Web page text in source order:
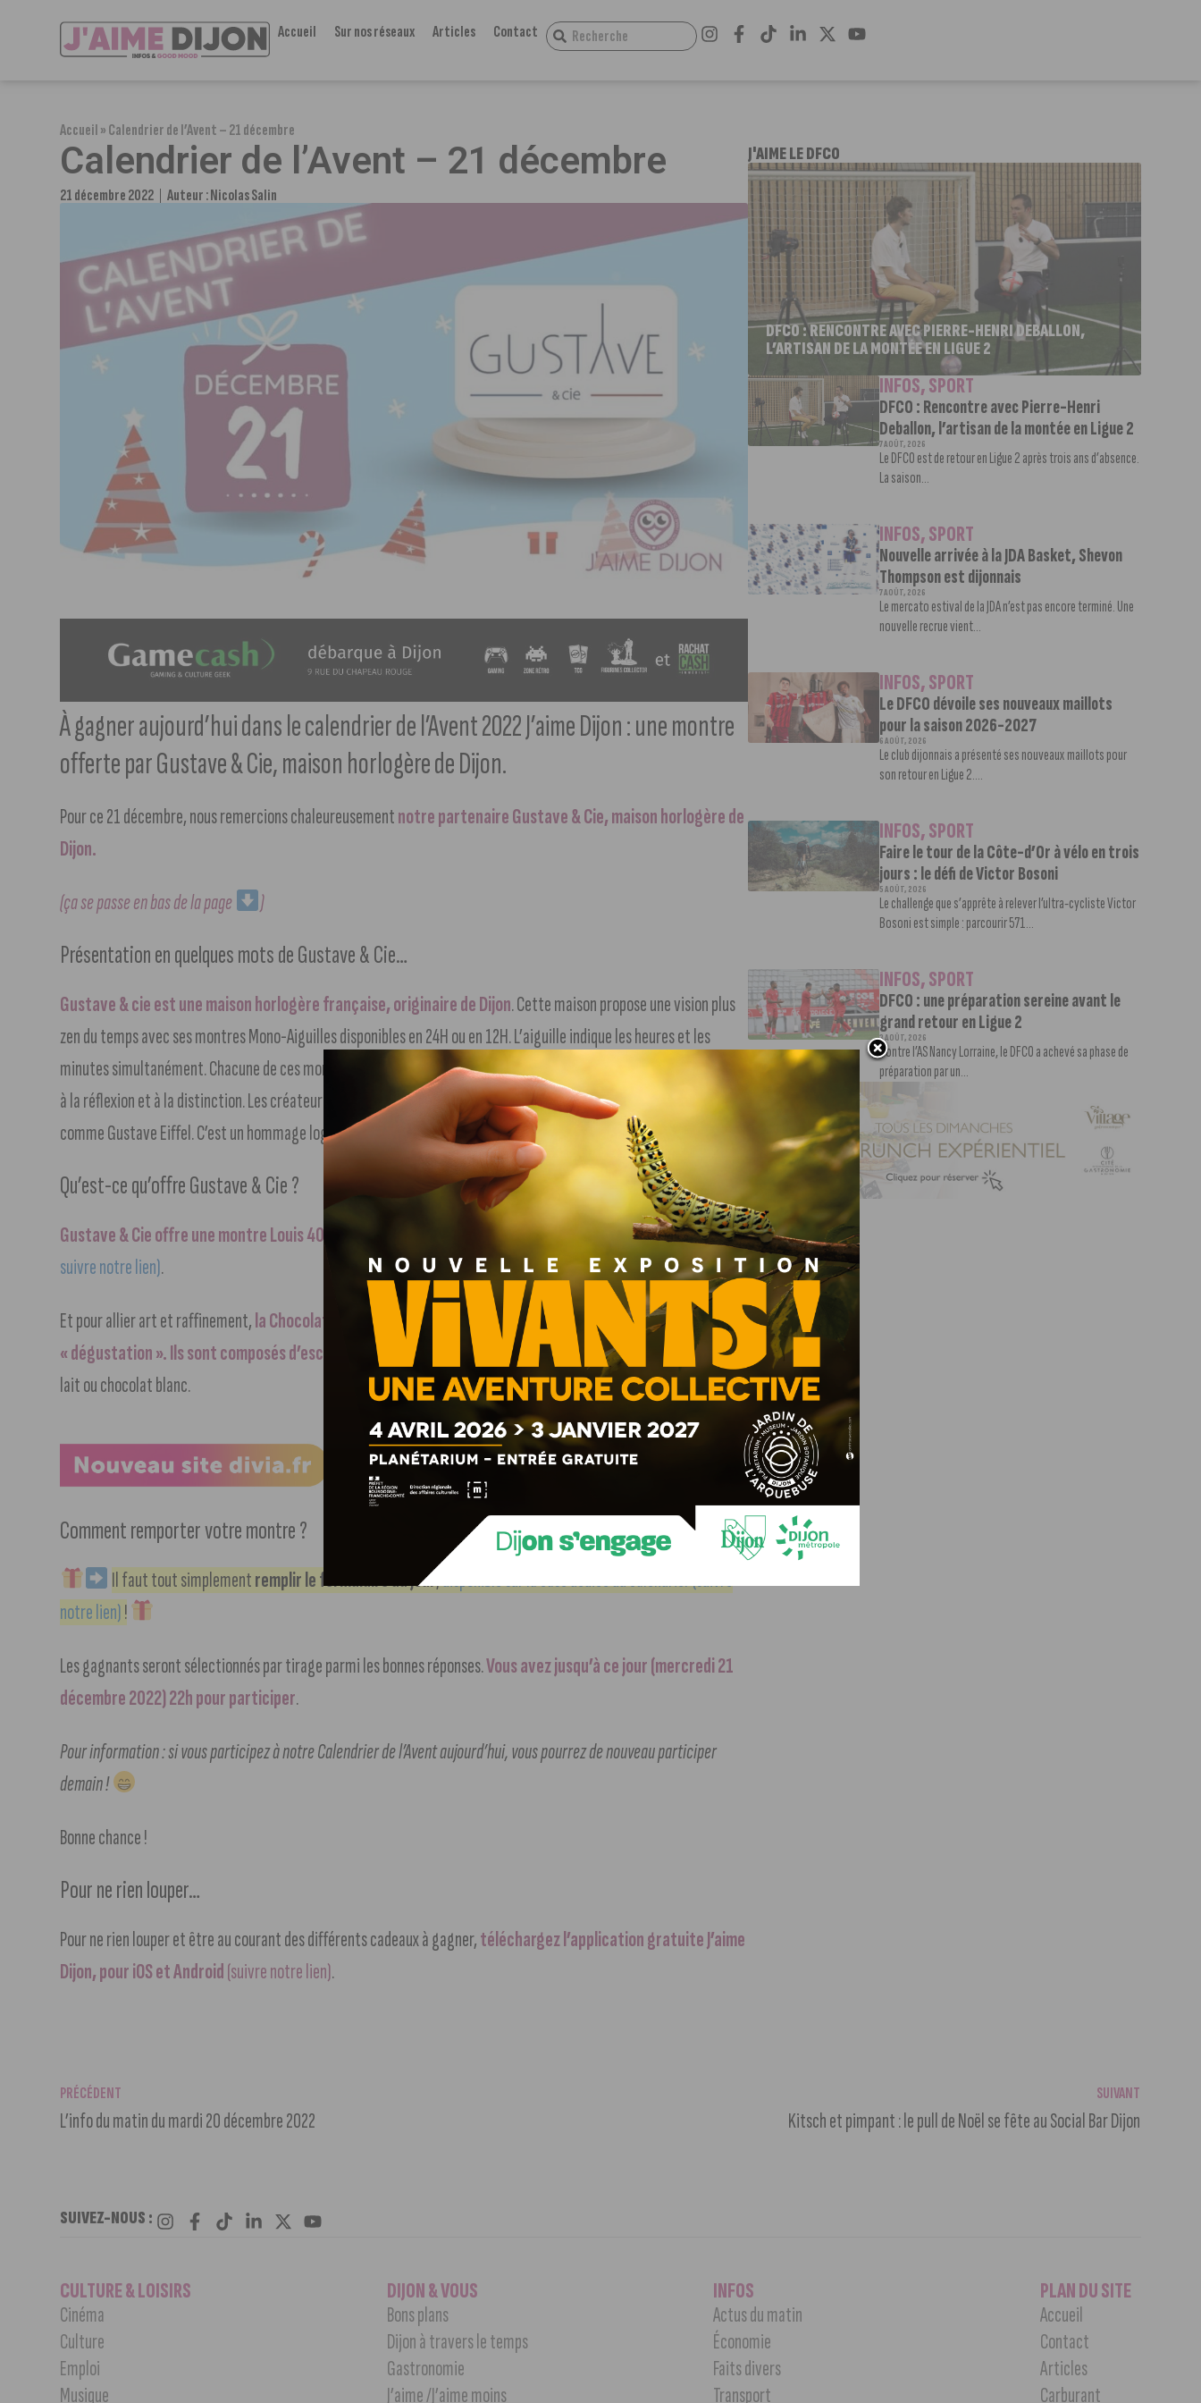
Accueil Sur nos réseaux Articles Contact
Accueil»Calendrier de l’Avent – 21 décembre
Calendrier de l’Avent – 21 décembre
21 décembre 2022 Auteur :Nicolas Salin
À gagner aujourd’hui dans le calendrier de l’Avent 2022 J’aime Dijon : une montre
offerte par Gustave & Cie, maison horlogère de Dijon.
Pour ce 21 décembre, nous remercions chaleureusementnotre partenaire Gustave & Cie, maison horlogère de
Dijon.
(ça se passe en bas de la page )
Présentation en quelques mots de Gustave & Cie…
Gustave & cie est une maison horlogère française, originaire de Dijon. Cette maison propose une vision plus
zen du temps avec ses montres Mono-Aiguilles disponibles en 24H ou en 12H. L’aiguille indique les heures et les
minutes simultanément. Chacune de ces montres, dessinées et fabriquées en France, est une invitation au voyage,
à la réflexion et à la distinction. Les créateurs sont passionnés par le travail du métal et sont nés à Dijon, tout
comme Gustave Eiffel. C’est un hommage logique qu’ils ont souhaité rendre à ce génie français.
Qu’est-ce qu’offre Gustave & Cie ?
Gustave & Cie offre une montre Louis 40mm Or et Blanc, bracelet cuir vert(voir le site de notre partenaire,
suivre notre lien).
Et pour allier art et raffinement,la Chocolaterie de Bourgogne offre à tous les gagnants
des ballotins
« dégustation ». Ils sont composés d’escargots en chocolat
déclinés en 3 saveurs : chocolat noir, chocolat au
lait ou chocolat blanc.
Comment remporter votre montre ?
Il faut tout simplementremplir le formulaire du jour,disponible sur la case dédiée du calendrier (suivre
notre lien)!
Les gagnants seront sélectionnés par tirage parmi les bonnes réponses.Vous avez jusqu’à ce jour (mercredi 21
décembre 2022) 22h pour participer.
Pour information : si vous participez à notre Calendrier de l’Avent aujourd’hui, vous pourrez de nouveau participer
demain !
Bonne chance !
Pour ne rien louper…
Pour ne rien louper et être au courant des différents cadeaux à gagner,téléchargez l’application gratuite J’aime
Dijon, pour iOS et Android(suivre notre lien).
J'AIME LE DFCO
DFCO : RENCONTRE AVEC PIERRE-HENRI DEBALLON,
L’ARTISAN DE LA MONTÉE EN LIGUE 2
INFOS,SPORT
DFCO : Rencontre avec Pierre-Henri
Deballon, l’artisan de la montée en Ligue 2
7 AOÛT, 2026
Le DFCO est de retour en Ligue 2 après trois ans d’absence.
La saison...
INFOS,SPORT
Nouvelle arrivée à la JDA Basket, Shevon
Thompson est dijonnais
7 AOÛT, 2026
Le mercato estival de la JDA n’est pas encore terminé. Une
nouvelle recrue vient...
INFOS,SPORT
Le DFCO dévoile ses nouveaux maillots
pour la saison 2026-2027
6 AOÛT, 2026
Le club dijonnais a présenté ses nouveaux maillots pour
son retour en Ligue 2....
INFOS,SPORT
Faire le tour de la Côte-d’Or à vélo en trois
jours : le défi de Victor Bosoni
5 AOÛT, 2026
Le challenge que s’apprête à relever l’ultra-cycliste Victor
Bosoni est simple : parcourir 571...
INFOS,SPORT
DFCO : une préparation sereine avant le
grand retour en Ligue 2
3 AOÛT, 2026
Contre l’AS Nancy Lorraine, le DFCO a achevé sa phase de
préparation par un...
PRÉCÉDENT
L’info du matin du mardi 20 décembre 2022
SUIVANT
Kitsch et pimpant : le pull de Noël se fête au Social Bar Dijon
SUIVEZ-NOUS :
CULTURE & LOISIRS
Cinéma
Culture
Emploi
Musique
DIJON & VOUS
Bons plans
Dijon à travers le temps
Gastronomie
J’aime /J’aime moins
INFOS
Actus du matin
Économie
Faits divers
Transport
PLAN DU SITE
Accueil
Contact
Articles
Carburant